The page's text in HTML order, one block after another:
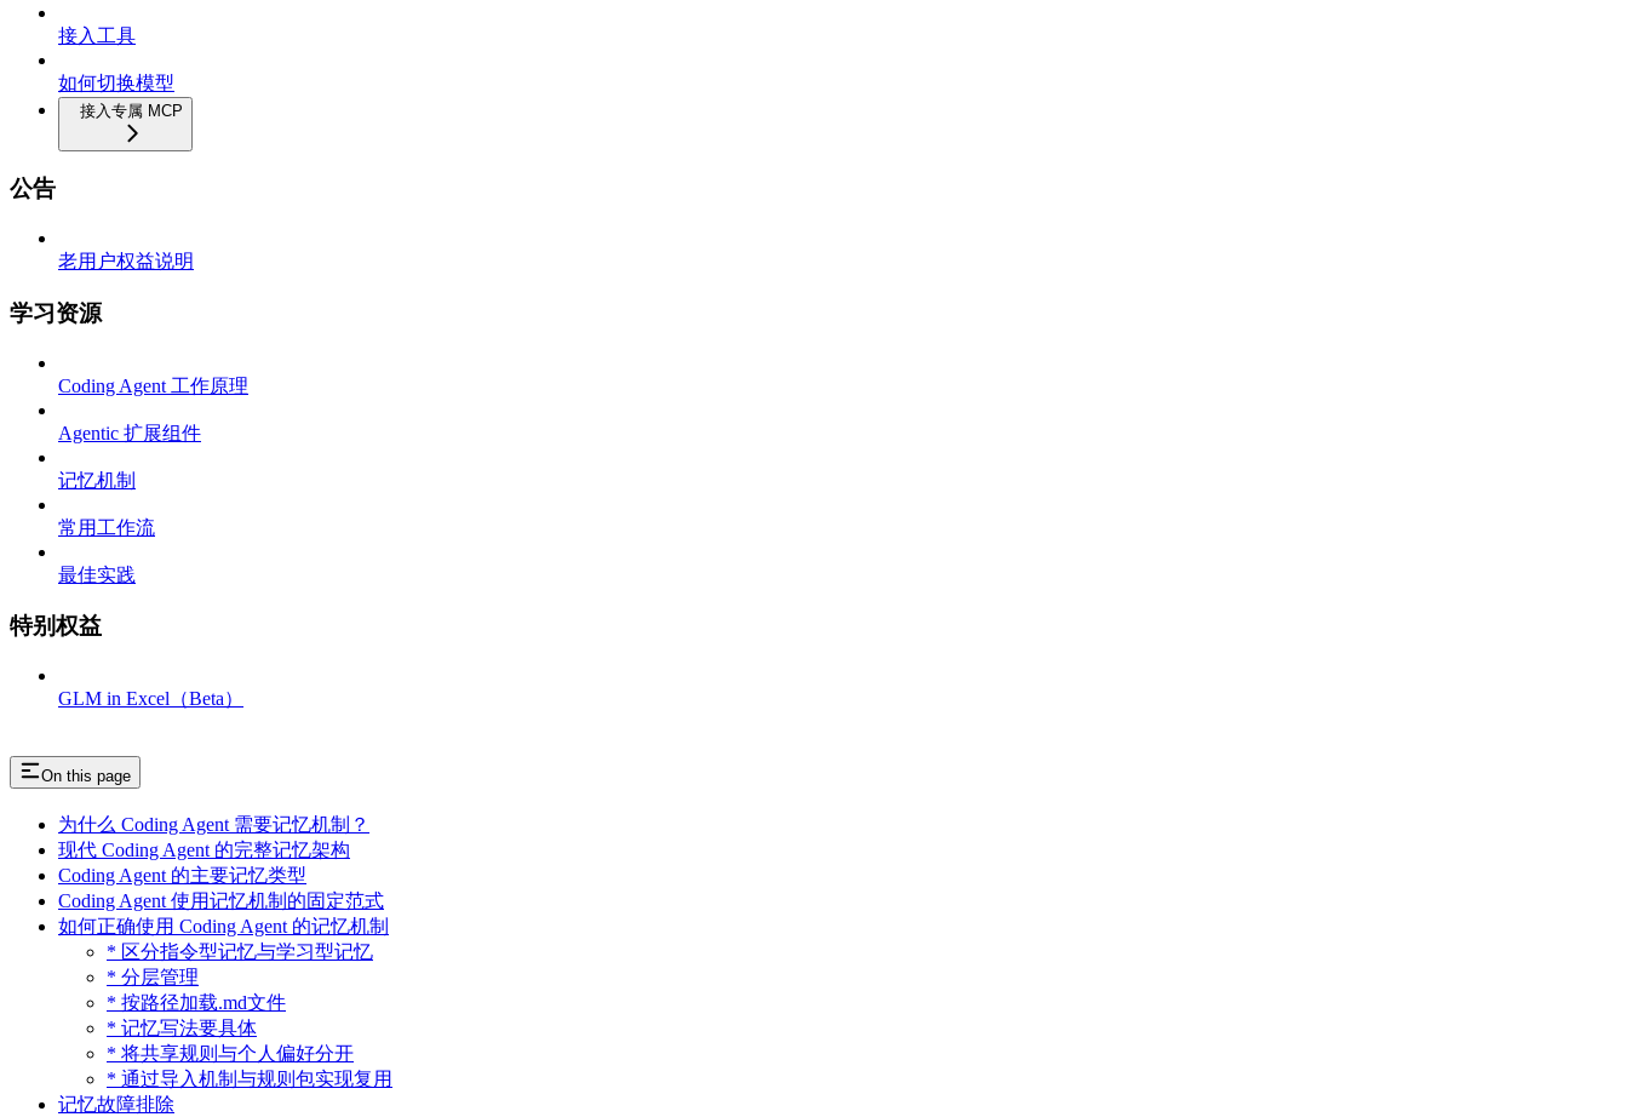
接入工具
如何切换模型
接入专属 MCP
公告
老用户权益说明
学习资源
Coding Agent 工作原理
Agentic 扩展组件
记忆机制
常用工作流
最佳实践
特别权益
GLM in Excel（Beta）
On this page
为什么 Coding Agent 需要记忆机制？
现代 Coding Agent 的完整记忆架构
Coding Agent 的主要记忆类型
Coding Agent 使用记忆机制的固定范式
如何正确使用 Coding Agent 的记忆机制
* 区分指令型记忆与学习型记忆
* 分层管理
* 按路径加载.md文件
* 记忆写法要具体
* 将共享规则与个人偏好分开
* 通过导入机制与规则包实现复用
记忆故障排除